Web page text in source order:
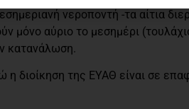
νεροποντή -τα αίτια
μόνο αύριο το μεσημέρι
κατανάλωση.
διοίκηση της ΕΥΑΘ είναι σε